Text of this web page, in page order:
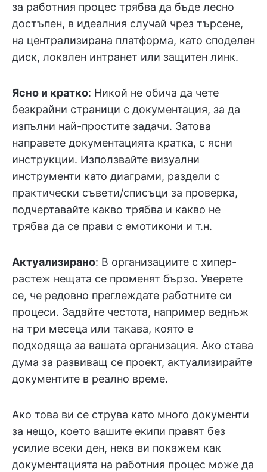
за работния процес трябва да бъде лесно
достъпен, в идеалния случай чрез търсене,
на централизирана платформа, като споделен
диск, локален интранет или защитен линк.
Ясно и кратко: Никой не обича да чете
безкрайни страници с документация, за да
изпълни най-простите задачи. Затова
направете документацията кратка, с ясни
инструкции. Използвайте визуални
инструменти като диаграми, раздели с
практически съвети/списъци за проверка,
подчертавайте какво трябва и какво не
трябва да се прави с емотикони и т.н.
Актуализирано: В организациите с хипер-
растеж нещата се променят бързо. Уверете
се, че редовно преглеждате работните си
процеси. Задайте честота, например веднъж
на три месеца или такава, която е
подходяща за вашата организация. Ако става
дума за развиващ се проект, актуализирайте
документите в реално време.
Ако това ви се струва като много документи
за нещо, което вашите екипи правят без
усилие всеки ден, нека ви покажем как
документацията на работния процес може да